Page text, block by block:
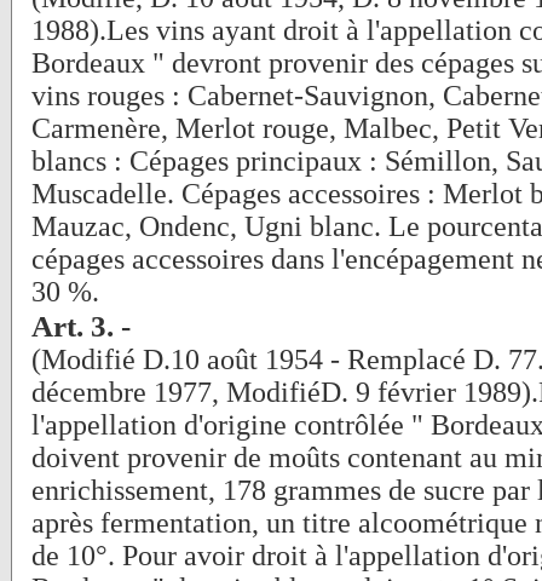
1988).Les vins ayant droit à l'appellation
Bordeaux " devront provenir des cépages
vins rouges : Cabernet-Sauvignon,
Carmenère, Merlot rouge, Malbec, Petit
blancs : Cépages principaux : Sémillon,
Muscadelle. Cépages accessoires : Merlot
Mauzac, Ondenc, Ugni blanc. Le
cépages accessoires dans l'encépagement
30 %.
Art. 3. -
(Modifié D.10 août 1954 - Remplacé D.
décembre 1977, ModifiéD. 9 février
l'appellation d'origine contrôlée "
doivent provenir de moûts contenant au
enrichissement, 178 grammes de sucre
après fermentation, un titre
de 10°. Pour avoir droit à l'appellation